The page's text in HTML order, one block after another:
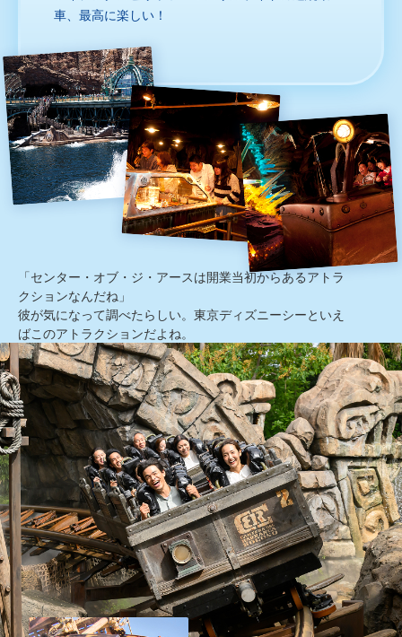
車、最高に楽しい！
「センター・オブ・ジ・アースは開業当初からあるアトラ
クションなんだね」
彼が気になって調べたらしい。東京ディズニーシーといえ
ばこのアトラクションだよね。